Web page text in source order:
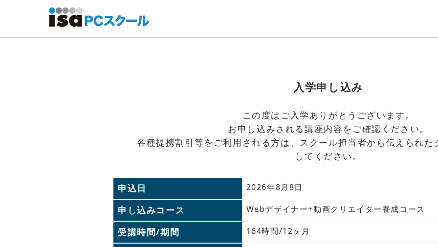
入学申し込み
この度はご入学ありがとうございます。
お申し込みされる講座内容をご確認ください。
各種提携割引等をご利用される方は、スクール担当者から伝えられた
してください。
申込日 2026年8月8日
申し込みコース Webデザイナー+動画クリエイター養成コース
受講時間/期間 164時間/12ヶ月